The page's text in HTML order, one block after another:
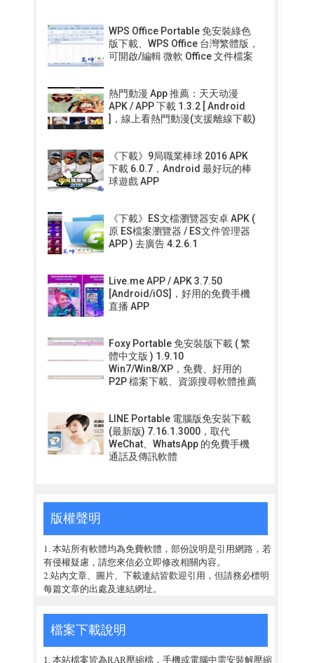
WPS Office Portable 免安裝綠色
版下載、WPS Office 台灣繁體版，
可開啟/編輯 微軟 Office 文件檔案
熱門動漫 App 推薦：天天动漫
APK / APP 下載 1.3.2 [ Android
]，線上看熱門動漫(支援離線下載)
《下載》9局職業棒球 2016 APK
下載 6.0.7，Android 最好玩的棒
球遊戲 APP
《下載》ES文檔瀏覽器安卓 APK (
原 ES檔案瀏覽器 / ES文件管理器
APP ) 去廣告 4.2.6.1
Live.me APP / APK 3.7.50
[Android/iOS]，好用的免費手機
直播 APP
Foxy Portable 免安裝版下載 ( 繁
體中文版 ) 1.9.10
Win7/Win8/XP，免費、好用的
P2P 檔案下載、資源搜尋軟體推薦
LINE Portable 電腦版免安裝下載
(最新版) 7.16.1.3000，取代
WeChat、WhatsApp 的免費手機
通話及傳訊軟體
版權聲明
1. 本站所有軟體均為免費軟體，部份說明是引用網路，若
有侵權疑慮，請您來信必立即修改相關內容。
2.站內文章、圖片、下載連結皆歡迎引用，但請務必標明
每篇文章的出處及連結網址。
檔案下載說明
1. 本站檔案皆為RAR壓縮檔，手機或電腦中需安裝解壓縮